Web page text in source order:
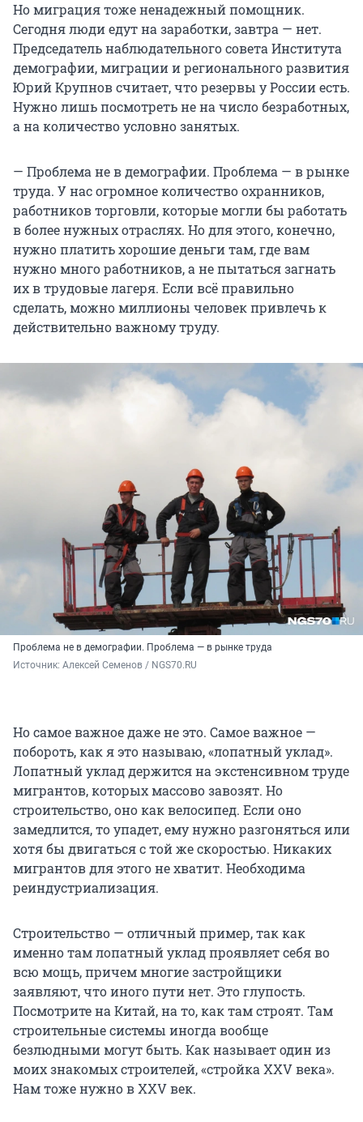
Но миграция тоже ненадежный помощник.
Сегодня люди едут на заработки, завтра — нет.
Председатель наблюдательного совета Института
демографии, миграции и регионального развития
Юрий Крупнов считает, что резервы у России есть.
Нужно лишь посмотреть не на число безработных,
а на количество условно занятых.
— Проблема не в демографии. Проблема — в рынке
труда. У нас огромное количество охранников,
работников торговли, которые могли бы работать
в более нужных отраслях. Но для этого, конечно,
нужно платить хорошие деньги там, где вам
нужно много работников, а не пытаться загнать
их в трудовые лагеря. Если всё правильно
сделать, можно миллионы человек привлечь к
действительно важному труду.
Проблема не в демографии. Проблема — в рынке труда
Источник: Алексей Семенов / NGS70.RU
Но самое важное даже не это. Самое важное —
побороть, как я это называю, «лопатный уклад».
Лопатный уклад держится на экстенсивном труде
мигрантов, которых массово завозят. Но
строительство, оно как велосипед. Если оно
замедлится, то упадет, ему нужно разгоняться или
хотя бы двигаться с той же скоростью. Никаких
мигрантов для этого не хватит. Необходима
реиндустриализация.
Строительство — отличный пример, так как
именно там лопатный уклад проявляет себя во
всю мощь, причем многие застройщики
заявляют, что иного пути нет. Это глупость.
Посмотрите на Китай, на то, как там строят. Там
строительные системы иногда вообще
безлюдными могут быть. Как называет один из
моих знакомых строителей, «стройка XXV века».
Нам тоже нужно в XXV век.